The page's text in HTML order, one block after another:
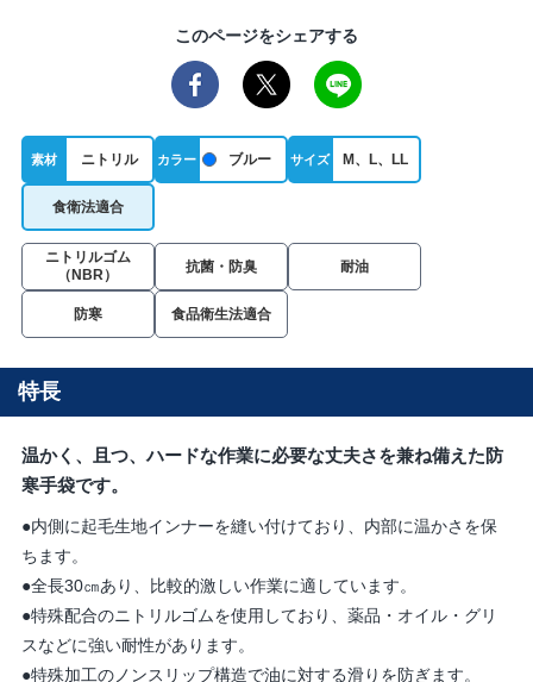
このページをシェアする
素材 ニトリル カラー ブルー サイズ M、L、LL
食衛法適合
ニトリルゴム
（NBR）
抗菌・防臭 耐油
防寒 食品衛生法適合
特長
温かく、且つ、ハードな作業に必要な丈夫さを兼ね備えた防
寒手袋です。
●内側に起毛生地インナーを縫い付けており、内部に温かさを保
ちます。
●全長30㎝あり、比較的激しい作業に適しています。
●特殊配合のニトリルゴムを使用しており、薬品・オイル・グリ
スなどに強い耐性があります。
●特殊加工のノンスリップ構造で油に対する滑りを防ぎます。